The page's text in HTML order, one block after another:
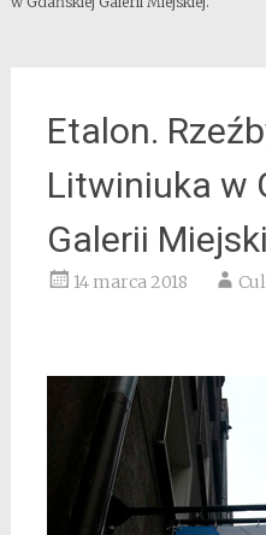
Etalon.
Litwiniuka w
Galerii
14 marca 2018